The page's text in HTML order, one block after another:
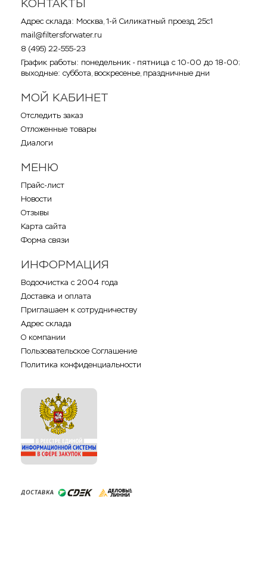
КОНТАКТЫ
Адрес склада: Москва, 1-й Силикатный проезд, 25с1
mail@filtersforwater.ru
8 (495) 22-555-23
График работы: понедельник - пятница с 10-00 до 18-00;
выходные: суббота, воскресенье, праздничные дни
МОЙ КАБИНЕТ
Отследить заказ
Отложенные товары
Диалоги
МЕНЮ
Прайс-лист
Новости
Отзывы
Карта сайта
Форма связи
ИНФОРМАЦИЯ
Водоочистка с 2004 года
Доставка и оплата
Приглашаем к сотрудничеству
Адрес склада
О компании
Пользовательское Соглашение
Политика конфиденциальности